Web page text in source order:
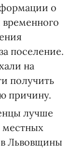
о
поселение.
на
получить
причину.
лучше
местных
Львовщины